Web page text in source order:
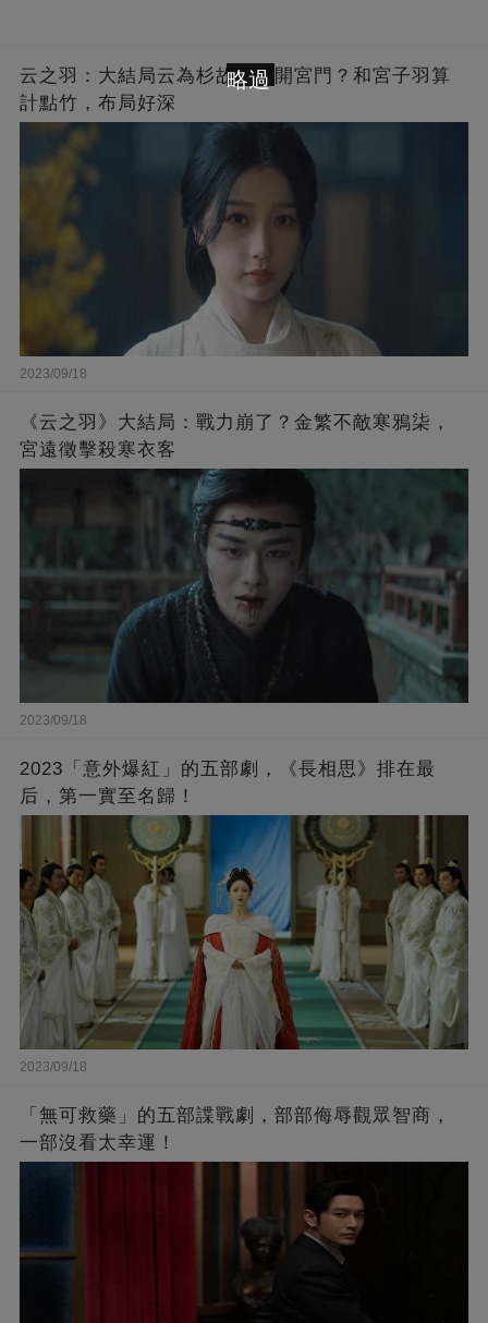
云之羽：大結局云為杉故意離開宮門？和宮子羽算
計點竹，布局好深
2023/09/18
《云之羽》大結局：戰力崩了？金繁不敵寒鴉柒，
宮遠徵擊殺寒衣客
2023/09/18
2023「意外爆紅」的五部劇，《長相思》排在最
后，第一實至名歸！
2023/09/18
「無可救藥」的五部諜戰劇，部部侮辱觀眾智商，
一部沒看太幸運！
略過